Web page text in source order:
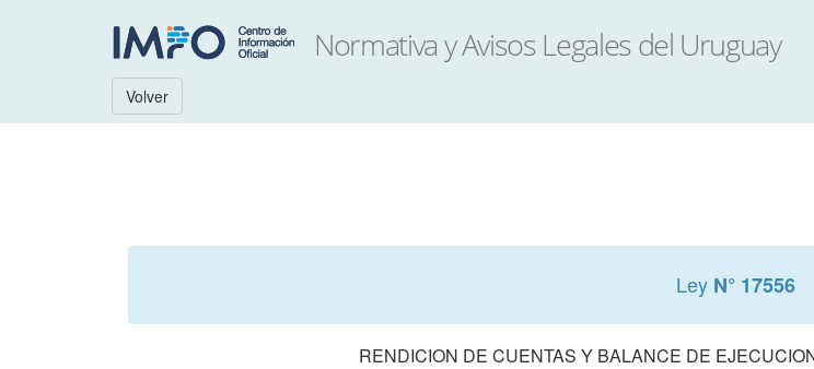
Volver
Ley N° 17556
RENDICION DE CUENTAS Y BALANCE DE